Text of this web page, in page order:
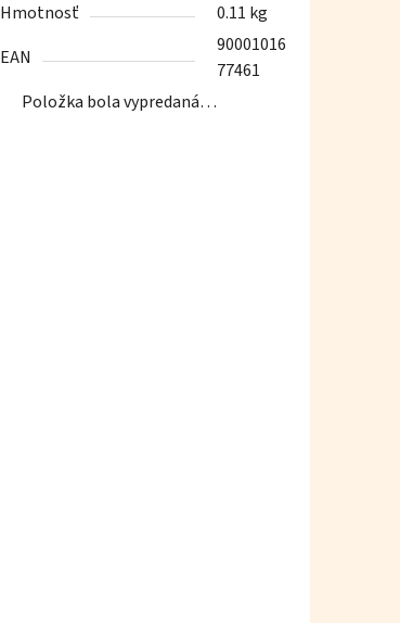
Hmotnosť
0.11 kg
EAN
90001016
77461
Položka bola vypredaná…